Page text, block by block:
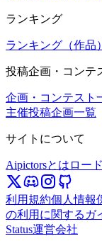
ランキング
ランキング（作品）
投稿企画・コンテ
企画・コンテスト
主催投稿企画一覧
サイトについて
Aipictorsとは ロー
利用規約個人情報
の利用に関するガ
Status運営会社